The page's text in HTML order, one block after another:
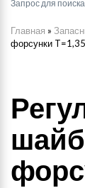
Главная »
форсунки T=1,35